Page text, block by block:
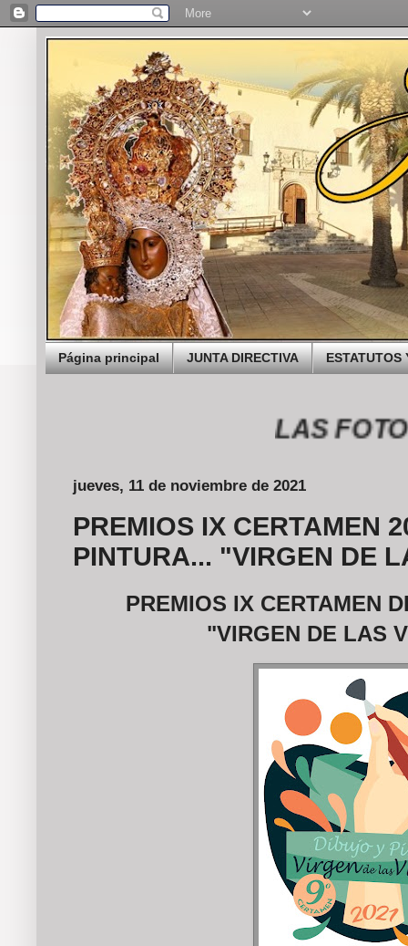
Página principal JUNTA DIRECTIVA ESTATUTOS
LAS
jueves, 11 de noviembre de 2021
PREMIOS IX CERTAMEN
PINTURA... "VIRGEN DE
PREMIOS IX CERTAMEN
"VIRGEN DE LAS